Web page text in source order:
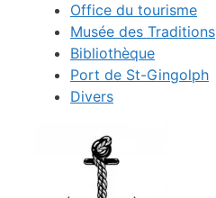
Office du tourisme
Musée des Traditions
Bibliothèque
Port de St-Gingolph
Divers